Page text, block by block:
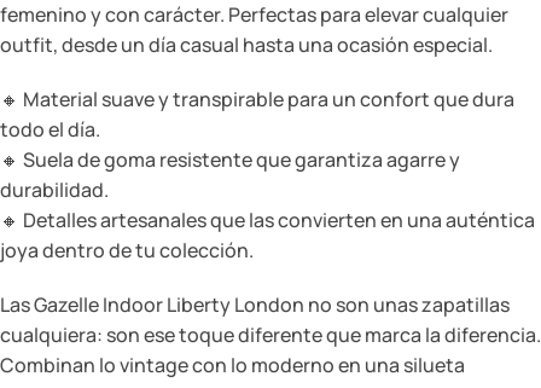
femenino y con carácter. Perfectas para elevar cualquier
outfit, desde un día casual hasta una ocasión especial.
🔸 Material suave y transpirable para un confort que dura
todo el día.
🔸 Suela de goma resistente que garantiza agarre y
durabilidad.
🔸 Detalles artesanales que las convierten en una auténtica
joya dentro de tu colección.
Las Gazelle Indoor Liberty London no son unas zapatillas
cualquiera: son ese toque diferente que marca la diferencia.
Combinan lo vintage con lo moderno en una silueta